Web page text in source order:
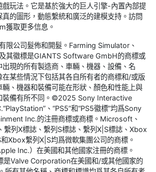
戲玩法。它是基於強大的巨人引擎-內置內部提
的圖形，動態繫統和廣泛的建模支持。訪問
取更多信息。
限公司髮佈和開髮。Farming Simulator、
其徽標是GIANTS Software GmbH的商標或
現的所有製造商、車輛、機器、設備、名
某些情況下包括其各自所有者的商標和/或版
、機器和裝備可能在形狀、顏色和性能上與
裝備有所不同。©2025 Sony Interactive
、“PS5”和“PS5徽標”均爲Sony
Inc.的注冊商標或商標。Microsoft、
列X標誌、繫列S標誌、繫列X|S標誌、Xbox
Xbox繫列X|S均爲微軟集團公司的商標。
Inc.）在美國和其他國家注冊的商標。
是Valve Corporation在美國和/或其他國家的